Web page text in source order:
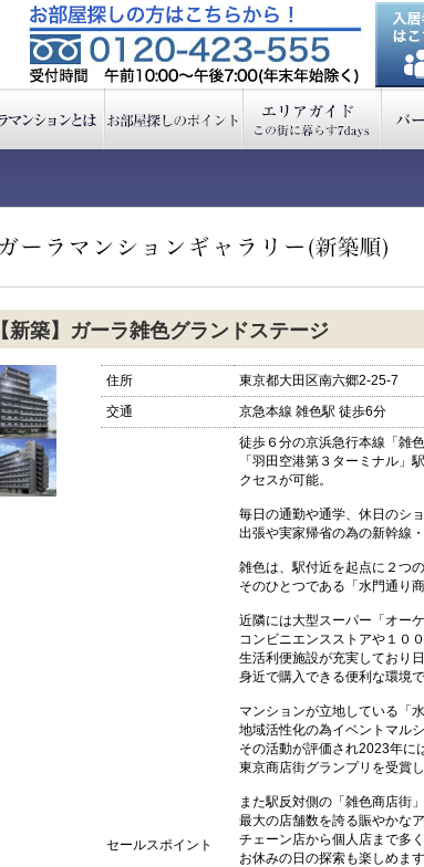
【新築】ガーラ雑色グランドステージ
住所
東京都大田区南六郷2-25-7
交通
京急本線 雑色駅 徒歩6分
セールスポイント
徒歩６分の京浜急行本線「雑
「羽田空港第３ターミナル」
クセスが可能。
毎日の通勤や通学、休日のシ
出張や実家帰省の為の新幹線
雑色は、駅付近を起点に２つ
そのひとつである「水門通り
近隣には大型スーパー「オー
コンビニエンスストアや１０
生活利便施設が充実しており
身近で購入できる便利な環境
マンションが立地している「
地域活性化の為イベントマル
その活動が評価され2023年に
東京商店街グランプリを受賞
また駅反対側の「雑色商店街
最大の店舗数を誇る賑やかな
チェーン店から個人店まで多
お休みの日の探索も楽しめま